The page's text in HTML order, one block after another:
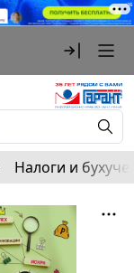
Налоги и